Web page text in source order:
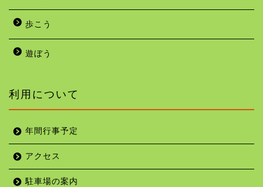
歩こう
遊ぼう
利用について
年間行事予定
アクセス
駐車場の案内